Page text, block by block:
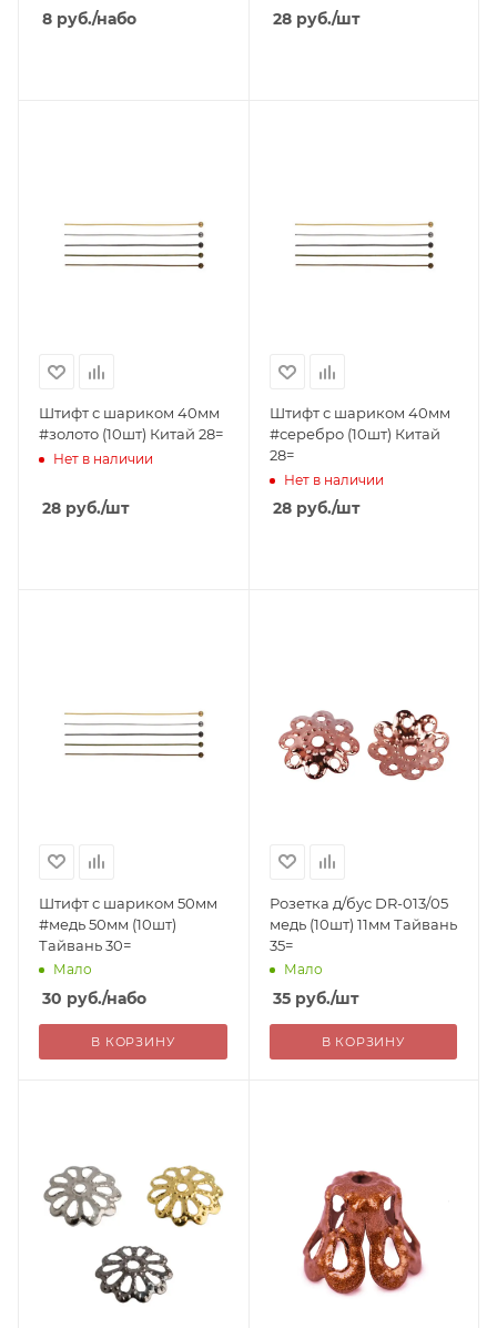
8 руб./набо 28руб./шт
Штифт с шариком 40мм
#золото (10шт) Китай 28=
Нет в наличии
28 руб./шт
Штифт с шариком 40мм
#серебро (10шт) Китай
28=
Нет в наличии
28руб./шт
Штифт с шариком 50мм
#медь 50мм (10шт)
Тайвань 30=
Мало
30 руб./набо
В КОРЗИНУ
Розетка д/бус DR-013/05
медь (10шт) 11мм Тайвань
35=
Мало
35руб./шт
В КОРЗИНУ